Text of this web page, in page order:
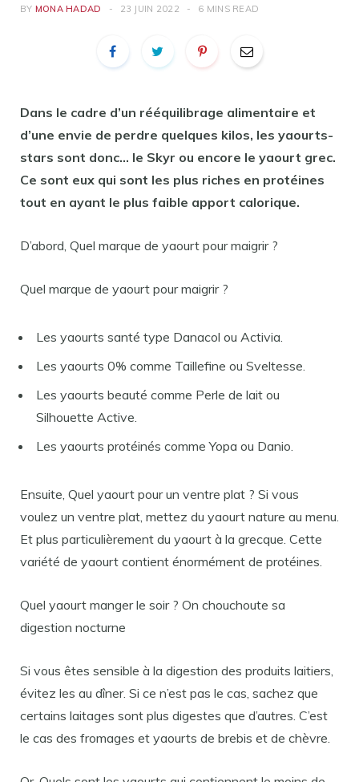
BY MONA HADAD 23 JUIN 2022 6 MINS READ
Dans le cadre d’un rééquilibrage alimentaire et
d’une envie de perdre quelques kilos, les yaourts-
stars sont donc… le Skyr ou encore le yaourt grec.
Ce sont eux qui sont les plus riches en protéines
tout en ayant le plus faible apport calorique.
D’abord, Quel marque de yaourt pour maigrir ?
Quel marque de yaourt pour maigrir ?
Les yaourts santé type Danacol ou Activia.
Les yaourts 0% comme Taillefine ou Sveltesse.
Les yaourts beauté comme Perle de lait ou
Silhouette Active.
Les yaourts protéinés comme Yopa ou Danio.
Ensuite, Quel yaourt pour un ventre plat ? Si vous
voulez un ventre plat, mettez du yaourt nature au menu.
Et plus particulièrement du yaourt à la grecque. Cette
variété de yaourt contient énormément de protéines.
Quel yaourt manger le soir ? On chouchoute sa
digestion nocturne
Si vous êtes sensible à la digestion des produits laitiers,
évitez les au dîner. Si ce n’est pas le cas, sachez que
certains laitages sont plus digestes que d’autres. C’est
le cas des fromages et yaourts de brebis et de chèvre.